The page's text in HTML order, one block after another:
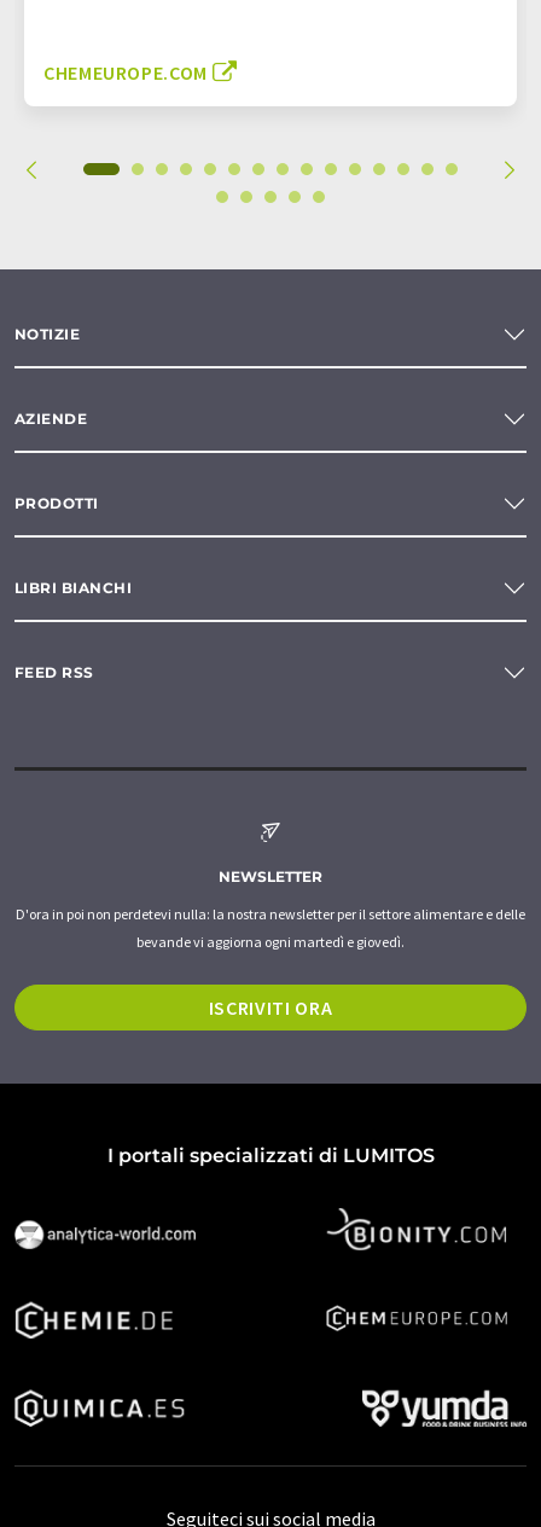
CHEMEUROPE.COM
NOTIZIE
AZIENDE
PRODOTTI
LIBRI BIANCHI
FEED RSS
NEWSLETTER
D'ora in poi non perdetevi nulla: la nostra newsletter per il settore alimentare e delle
bevande vi aggiorna ogni martedì e giovedì.
ISCRIVITI ORA
I portali specializzati di LUMITOS
Seguiteci sui social media